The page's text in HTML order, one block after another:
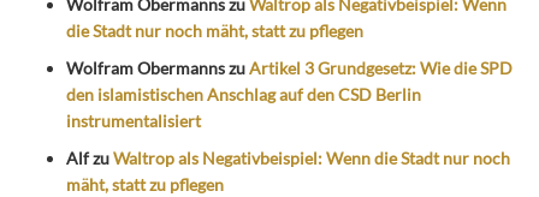
Wolfram ObermannszuWaltrop als Negativbeispiel: Wenn
die Stadt nur noch mäht, statt zu pflegen
Wolfram ObermannszuArtikel 3 Grundgesetz: Wie die SPD
den islamistischen Anschlag auf den CSD Berlin
instrumentalisiert
AlfzuWaltrop als Negativbeispiel: Wenn die Stadt nur noch
mäht, statt zu pflegen